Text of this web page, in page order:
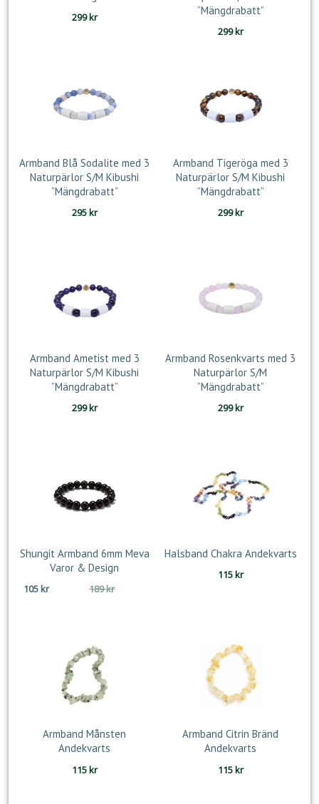
299kr
”Mängdrabatt”
299kr
Armband Blå Sodalite med 3
Naturpärlor S/M Kibushi
”Mängdrabatt”
295kr
Armband Tigeröga med 3
Naturpärlor S/M Kibushi
”Mängdrabatt”
299kr
Armband Ametist med 3
Naturpärlor S/M Kibushi
”Mängdrabatt”
299kr
Armband Rosenkvarts med 3
Naturpärlor S/M
”Mängdrabatt”
299kr
Shungit Armband 6mm Meva
Varor & Design
189krDet
105kr
Det
Halsband Chakra Andekvarts
115kr
Armband Månsten
Andekvarts
115kr
Armband Citrin Bränd
Andekvarts
115kr